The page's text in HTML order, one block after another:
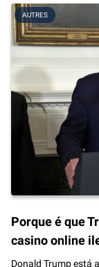
AUTRES
Porque é que
casino online
Donald Trump está